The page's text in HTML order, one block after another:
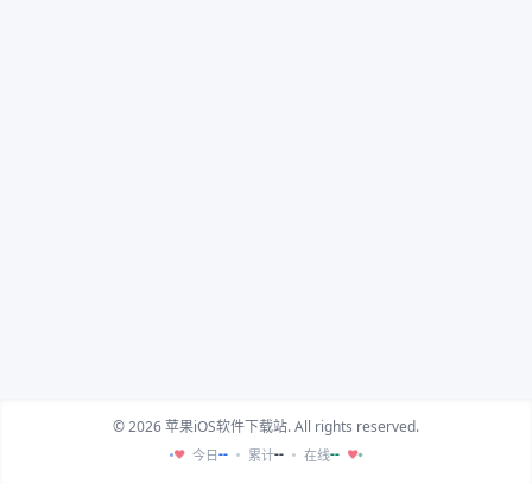
© 2026 苹果iOS软件下载站. All rights reserved.
♥ 今日-- 累计-- 在线-- ♥